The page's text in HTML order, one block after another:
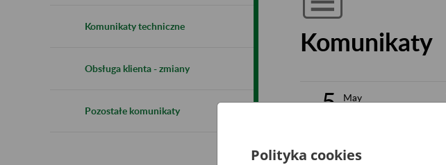
Komunikaty techniczne
Obsługa klienta - zmiany
Pozostałe komunikaty
Komunikaty
5
May
2 2023
Polityka cookies